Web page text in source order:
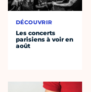
DÉCOUVRIR
Les concerts
parisiens à voir en
août